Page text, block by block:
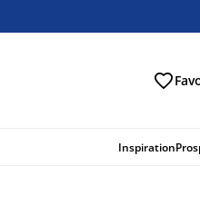
Inspiration